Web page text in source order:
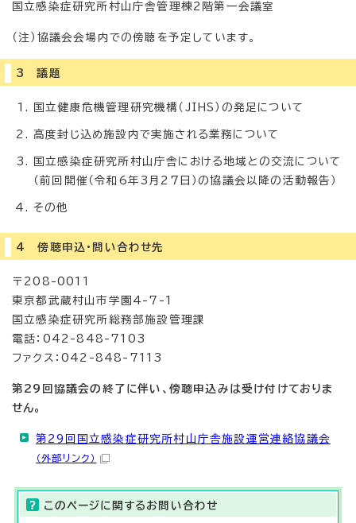
国立感染症研究所村山庁舎管理棟2階第一会議室
（注）協議会会場内での傍聴を予定しています。
3 議題
国立健康危機管理研究機構（JIHS）の発足について
高度封じ込め施設内で実施される業務について
国立感染症研究所村山庁舎における地域との交流について
（前回開催（令和6年3月27日）の協議会以降の活動報告）
その他
4 傍聴申込・問い合わせ先
〒208-0011
東京都武蔵村山市学園4-7-1
国立感染症研究所総務部施設管理課
電話：042-848-7103
ファクス：042-848-7113
第29回協議会の終了に伴い、傍聴申込みは受け付けておりま
せん。
第29回国立感染症研究所村山庁舎施設運営連絡協議会
（外部リンク）
このページに関する お問い合わせ